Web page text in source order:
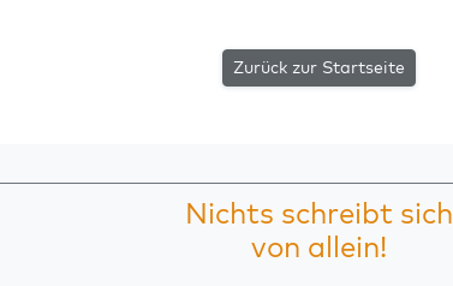
Zurück zur Startseite
Nichts schreibt sich
von allein!